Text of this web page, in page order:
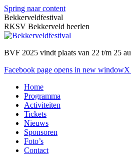
Spring naar content
Bekkerveldfestival
RKSV Bekkerveld heerlen
BVF 2025 vindt plaats van 22 t/m 25
Facebook page opens in new windowX
Home
Programma
Activiteiten
Tickets
Nieuws
Sponsoren
Foto’s
Contact